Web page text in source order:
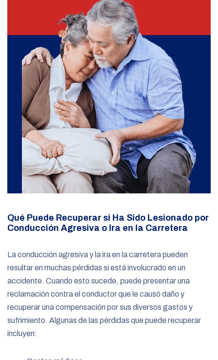
Qué Puede Recuperar si Ha Sido Lesionado por
Conducción Agresiva o Ira en la Carretera
La conducción agresiva y la ira en la carretera pueden
resultar en muchas pérdidas si está involucrado en un
accidente. Cuando esto sucede, puede presentar una
reclamación contra el conductor que le causó daño y
recuperar una compensación por sus diversos gastos y
sufrimiento. Algunas de las pérdidas que puede recuperar
incluyen: